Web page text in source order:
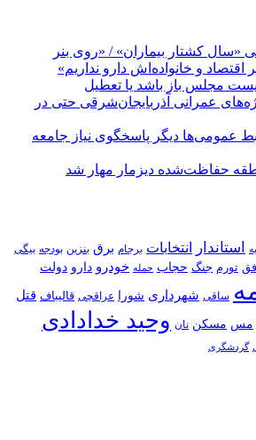
«سال کشتار بیماران» / «روی بنر
اقتصاد و خانواده‌اش دارو نداریم»
مجلس باز باشد یا تعطیل
عمرانی آذربایجان‌شرقی حتی در
عمومی‌ها دیگر پاسخگوی نیاز جامعه
حفاظت‌شده دیزمار مهار شد
استاندار انتخابات برجام برق بنزین بودجه بیگی
تورم جنگ حجاب حمله خودرو دارو دولت
ساقی شهرداری شورا عراقچی قالیباف قتل
مس مسکن نان وحید خدادادی
گردشگری